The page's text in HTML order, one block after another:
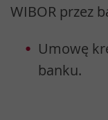
WIBOR przez
Umowę
banku.